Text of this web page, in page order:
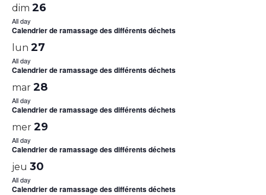
dim 26
All day
Calendrier de ramassage des différents déchets
lun 27
All day
Calendrier de ramassage des différents déchets
mar 28
All day
Calendrier de ramassage des différents déchets
mer 29
All day
Calendrier de ramassage des différents déchets
jeu 30
All day
Calendrier de ramassage des différents déchets